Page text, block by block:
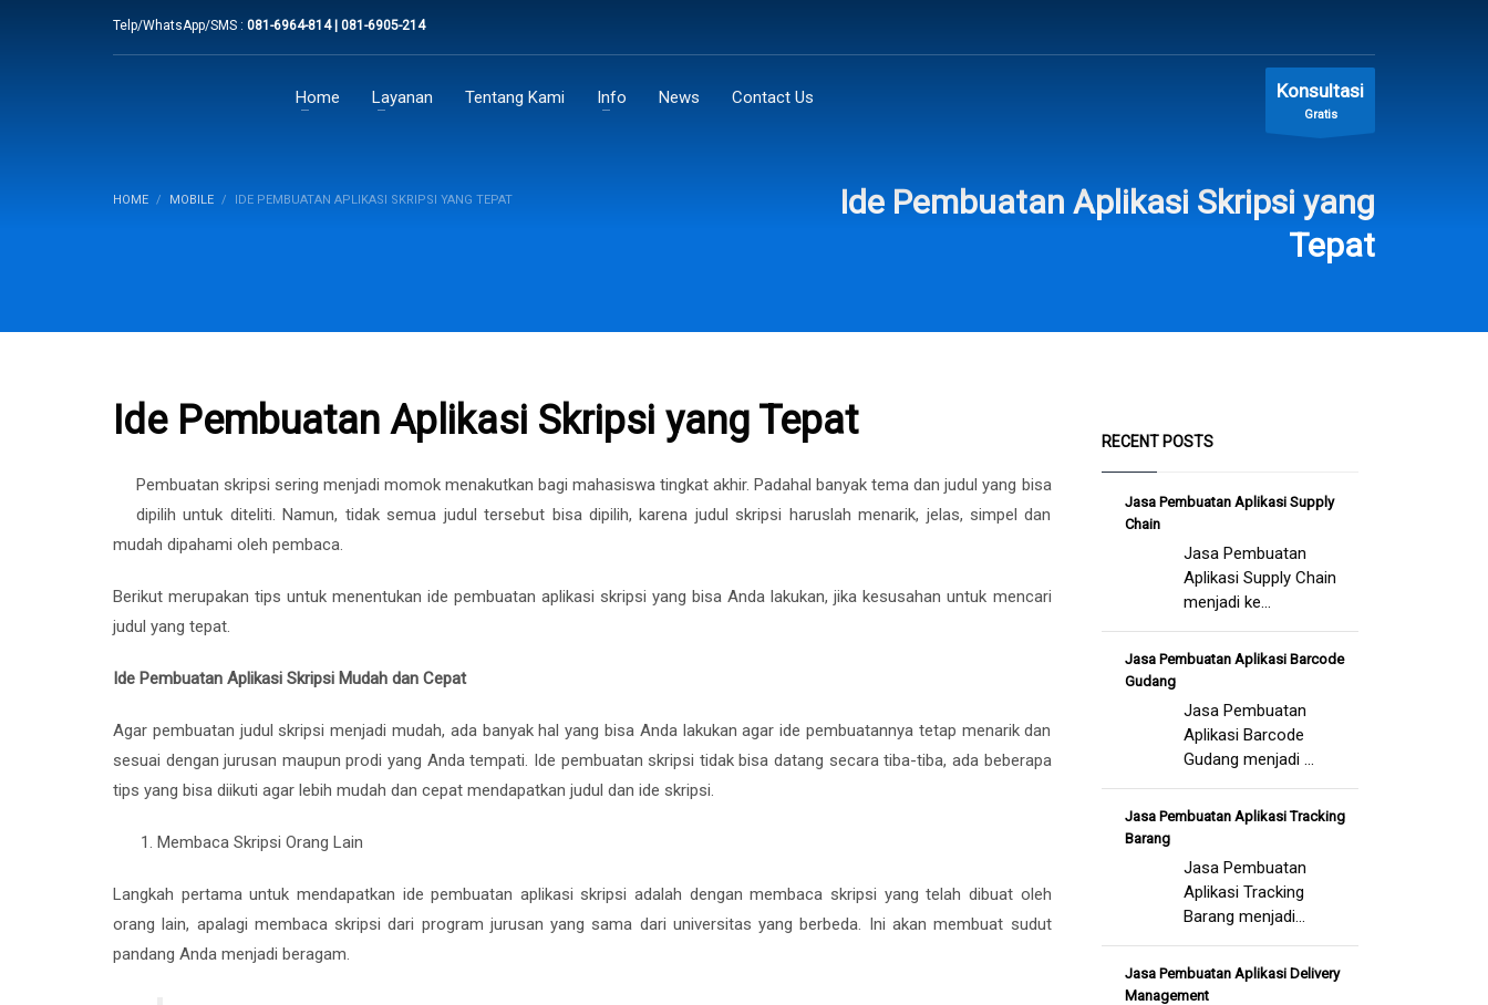
Telp/WhatsApp/SMS : 081-6964-814 | 081-6905-214
Home Layanan Tentang Kami Info News Contact Us Konsultasi
Gratis
HOME MOBILE IDE PEMBUATAN APLIKASI SKRIPSI YANG TEPAT
Ide Pembuatan Aplikasi Skripsi yang
Tepat
Ide Pembuatan Aplikasi Skripsi yang Tepat
Pembuatan skripsi sering menjadi momok menakutkan bagi mahasiswa tingkat akhir. Padahal banyak tema dan judul yang bisa
dipilih untuk diteliti. Namun, tidak semua judul tersebut bisa dipilih, karena judul skripsi haruslah menarik, jelas, simpel dan
mudah dipahami oleh pembaca.
Berikut merupakan tips untuk menentukan ide pembuatan aplikasi skripsi yang bisa Anda lakukan, jika kesusahan untuk mencari
judul yang tepat.
Ide Pembuatan Aplikasi Skripsi Mudah dan Cepat
Agar pembuatan judul skripsi menjadi mudah, ada banyak hal yang bisa Anda lakukan agar ide pembuatannya tetap menarik dan
sesuai dengan jurusan maupun prodi yang Anda tempati. Ide pembuatan skripsi tidak bisa datang secara tiba-tiba, ada beberapa
tips yang bisa diikuti agar lebih mudah dan cepat mendapatkan judul dan ide skripsi.
Membaca Skripsi Orang Lain
Langkah pertama untuk mendapatkan ide pembuatan aplikasi skripsi adalah dengan membaca skripsi yang telah dibuat oleh
orang lain, apalagi membaca skripsi dari program jurusan yang sama dari universitas yang berbeda. Ini akan membuat sudut
pandang Anda menjadi beragam.
RECENT POSTS
Jasa Pembuatan Aplikasi Supply
Chain
Jasa Pembuatan
Aplikasi Supply Chain
menjadi ke...
Jasa Pembuatan Aplikasi Barcode
Gudang
Jasa Pembuatan
Aplikasi Barcode
Gudang menjadi ...
Jasa Pembuatan Aplikasi Tracking
Barang
Jasa Pembuatan
Aplikasi Tracking
Barang menjadi...
Jasa Pembuatan Aplikasi Delivery
Management